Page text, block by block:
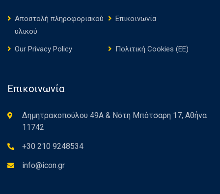
Αποστολή πληροφοριακού
υλικού
Επικοινωνία
Our Privacy Policy Πολιτική Cookies (ΕΕ)
Επικοινωνία
Δημητρακοπούλου 49Α & Νότη Μπότσαρη 17, Αθήνα
11742
+30 210 9248534
info@icon.gr